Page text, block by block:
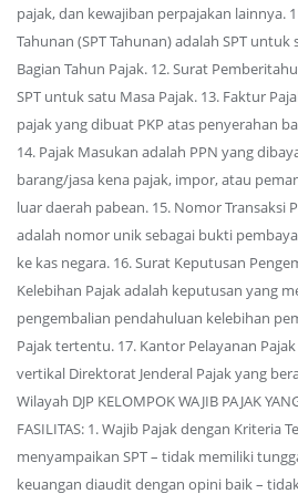
pajak, dan kewajiban perpajakan lainnya.
Tahunan (SPT Tahunan) adalah SPT untuk
Bagian Tahun Pajak. 12. Surat
SPT untuk satu Masa Pajak. 13. Faktur
pajak yang dibuat PKP atas penyerahan
14. Pajak Masukan adalah PPN yang
barang/jasa kena pajak, impor, atau
luar daerah pabean. 15. Nomor Transaksi
adalah nomor unik sebagai bukti
ke kas negara. 16. Surat Keputusan
Kelebihan Pajak adalah keputusan yang
pengembalian pendahuluan kelebihan
Pajak tertentu. 17. Kantor Pelayanan
vertikal Direktorat Jenderal Pajak yang
Wilayah DJP KELOMPOK WAJIB PAJAK
FASILITAS: 1. Wajib Pajak dengan Kriteria
menyampaikan SPT – tidak memiliki
keuangan diaudit dengan opini baik –